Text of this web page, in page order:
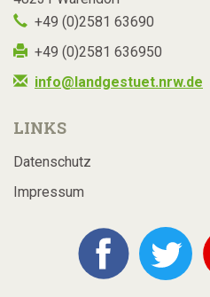
+49 (0)2581 63690
+49 (0)2581 636950
info@landgestuet.nrw.de
LINKS
Datenschutz
Impressum
Facebook Twitter